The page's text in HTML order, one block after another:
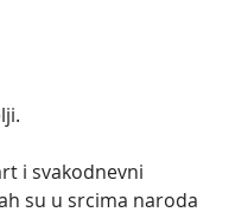
i svakodnevni
su u srcima naroda